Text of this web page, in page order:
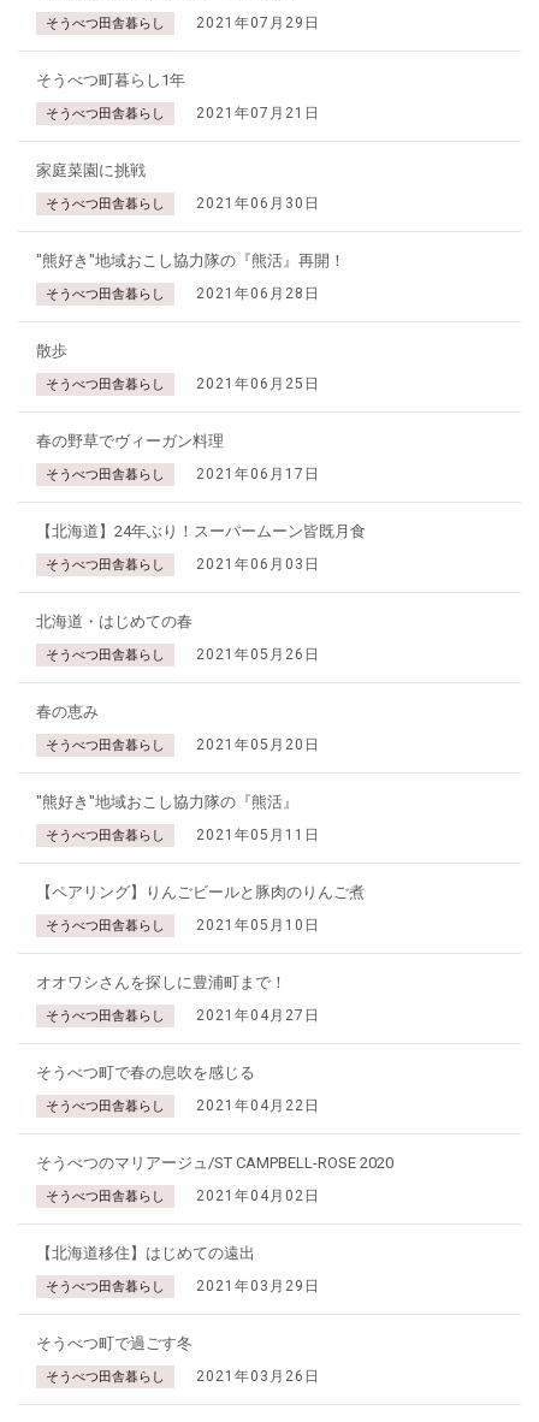
そうべつ田舎暮らし 2021年07月29日
そうべつ町暮らし1年
そうべつ田舎暮らし 2021年07月21日
家庭菜園に挑戦
そうべつ田舎暮らし 2021年06月30日
"熊好き"地域おこし協力隊の『熊活』再開！
そうべつ田舎暮らし 2021年06月28日
散歩
そうべつ田舎暮らし 2021年06月25日
春の野草でヴィーガン料理
そうべつ田舎暮らし 2021年06月17日
【北海道】24年ぶり！スーパームーン皆既月食
そうべつ田舎暮らし 2021年06月03日
北海道・はじめての春
そうべつ田舎暮らし 2021年05月26日
春の恵み
そうべつ田舎暮らし 2021年05月20日
"熊好き"地域おこし協力隊の『熊活』
そうべつ田舎暮らし 2021年05月11日
【ペアリング】りんごビールと豚肉のりんご煮
そうべつ田舎暮らし 2021年05月10日
オオワシさんを探しに豊浦町まで！
そうべつ田舎暮らし 2021年04月27日
そうべつ町で春の息吹を感じる
そうべつ田舎暮らし 2021年04月22日
そうべつのマリアージュ/ST CAMPBELL-ROSE 2020
そうべつ田舎暮らし 2021年04月02日
【北海道移住】はじめての遠出
そうべつ田舎暮らし 2021年03月29日
そうべつ町で過ごす冬
そうべつ田舎暮らし 2021年03月26日